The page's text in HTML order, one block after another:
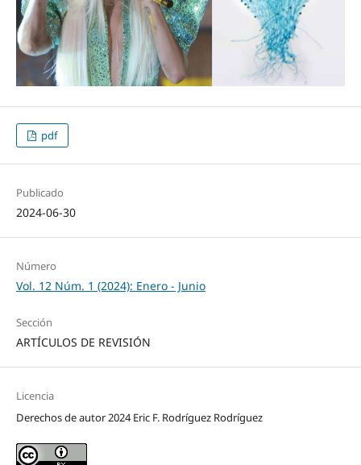
pdf
Publicado
2024-06-30
Número
Vol. 12 Núm. 1 (2024): Enero - Junio
Sección
ARTÍCULOS DE REVISIÓN
Licencia
Derechos de autor 2024 Eric F. Rodríguez Rodríguez